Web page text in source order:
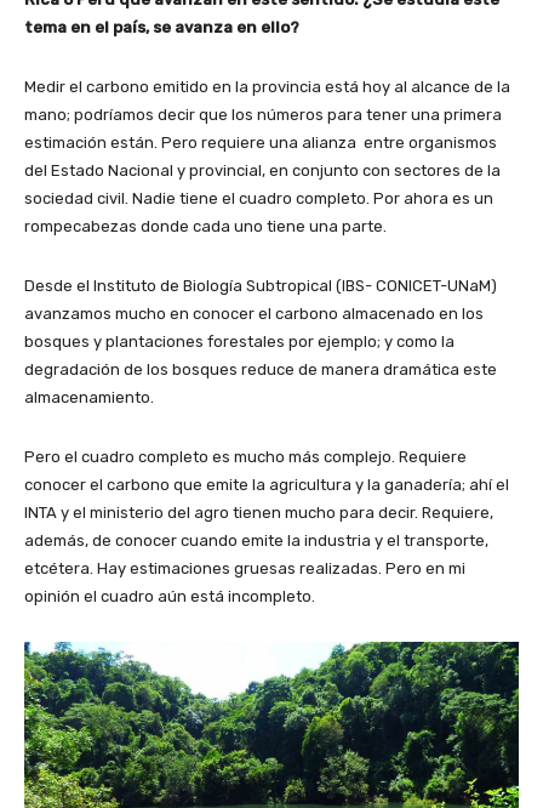
tema en el país, se avanza en ello?
Medir el carbono emitido en la provincia está hoy al alcance de la
mano; podríamos decir que los números para tener una primera
estimación están. Pero requiere una alianza entre organismos
del Estado Nacional y provincial, en conjunto con sectores de la
sociedad civil. Nadie tiene el cuadro completo. Por ahora es un
rompecabezas donde cada uno tiene una parte.
Desde el Instituto de Biología Subtropical (IBS- CONICET-UNaM)
avanzamos mucho en conocer el carbono almacenado en los
bosques y plantaciones forestales por ejemplo; y como la
degradación de los bosques reduce de manera dramática este
almacenamiento.
Pero el cuadro completo es mucho más complejo. Requiere
conocer el carbono que emite la agricultura y la ganadería; ahí el
INTA y el ministerio del agro tienen mucho para decir. Requiere,
además, de conocer cuando emite la industria y el transporte,
etcétera. Hay estimaciones gruesas realizadas. Pero en mi
opinión el cuadro aún está incompleto.